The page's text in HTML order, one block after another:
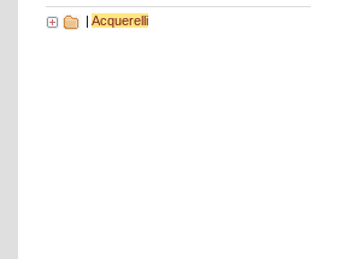
| Acquerelli